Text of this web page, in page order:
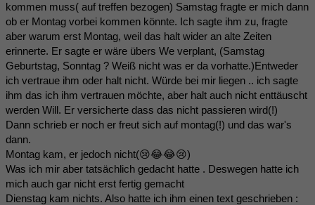
kommen muss( auf treffen bezogen) Samstag fragte er mich dann
ob er Montag vorbei kommen könnte. Ich sagte ihm zu, fragte
aber warum erst Montag, weil das halt wider an alte Zeiten
erinnerte. Er sagte er wäre übers We verplant, (Samstag
Geburtstag, Sonntag ? Weiß nicht was er da vorhatte.)Entweder
ich vertraue ihm oder halt nicht. Würde bei mir liegen .. ich sagte
ihm das ich ihm vertrauen möchte, aber halt auch nicht enttäuscht
werden Will. Er versicherte dass das nicht passieren wird(!)
Dann schrieb er noch er freut sich auf montag(!) und das war's
dann.
Montag kam, er jedoch nicht(😢😂😂😢)
Was ich mir aber tatsächlich gedacht hatte . Deswegen hatte ich
mich auch gar nicht erst fertig gemacht
Dienstag kam nichts. Also hatte ich ihm einen text geschrieben :